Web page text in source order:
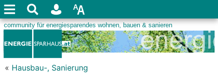
« Hausbau-, Sanierung